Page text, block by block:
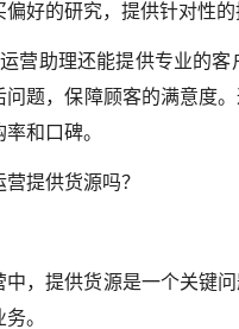
好的研究，提供针对性
营助理还能提供专业的
问题，保障顾客的满意度
和口碑。
提供货源吗？
中，提供货源是一个关键
。